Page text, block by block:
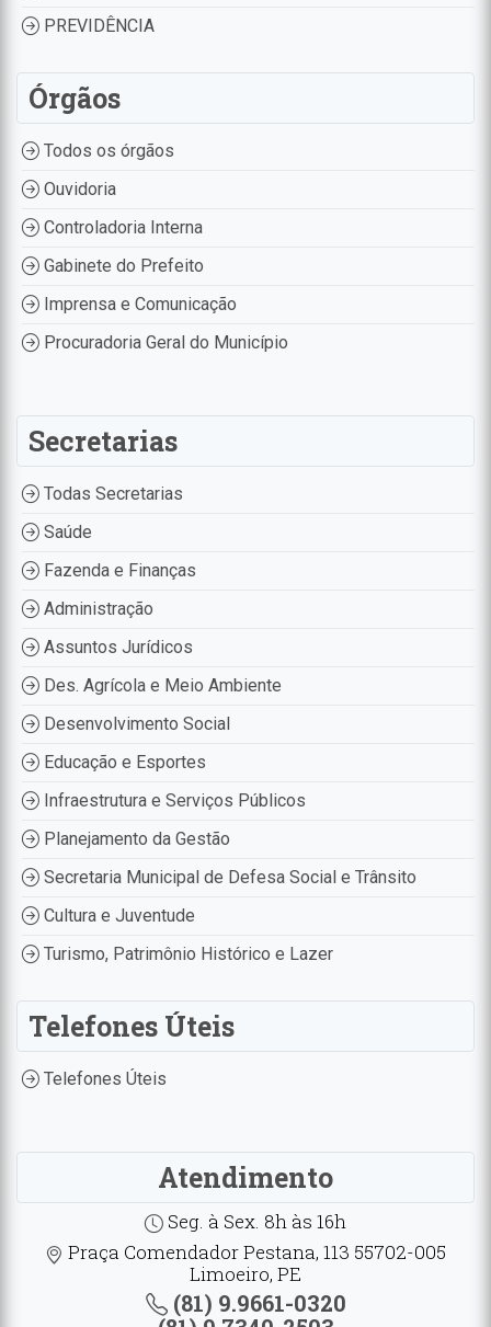
PREVIDÊNCIA
Órgãos
Todos os órgãos
Ouvidoria
Controladoria Interna
Gabinete do Prefeito
Imprensa e Comunicação
Procuradoria Geral do Município
Secretarias
Todas Secretarias
Saúde
Fazenda e Finanças
Administração
Assuntos Jurídicos
Des. Agrícola e Meio Ambiente
Desenvolvimento Social
Educação e Esportes
Infraestrutura e Serviços Públicos
Planejamento da Gestão
Secretaria Municipal de Defesa Social e Trânsito
Cultura e Juventude
Turismo, Patrimônio Histórico e Lazer
Telefones Úteis
Telefones Úteis
Atendimento
Seg. à Sex. 8h às 16h
Praça Comendador Pestana, 113 55702-005
Limoeiro, PE
(81) 9.9661-0320